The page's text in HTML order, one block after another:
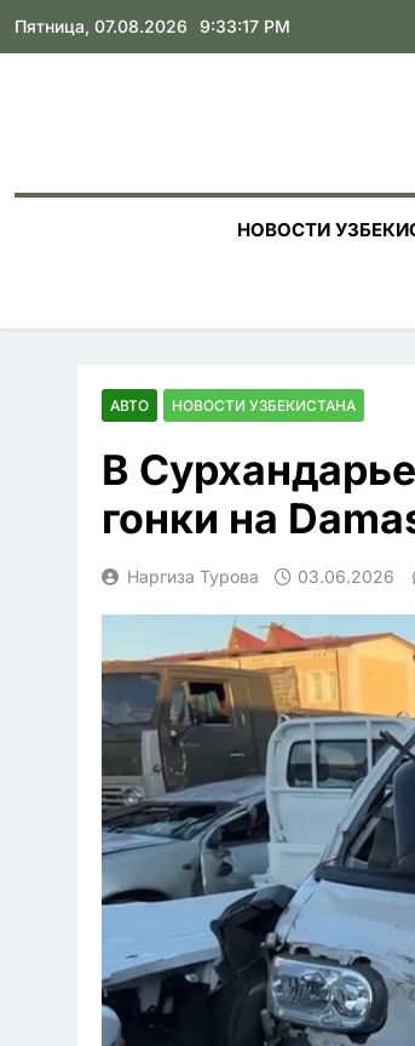
Skip
Пятница, 07.08.2026 9:33:18 PM
НОВОСТИ
АВТО НОВОСТИ УЗБЕКИСТАНА
В
гонки на
Наргиза Турова 03.06.2026